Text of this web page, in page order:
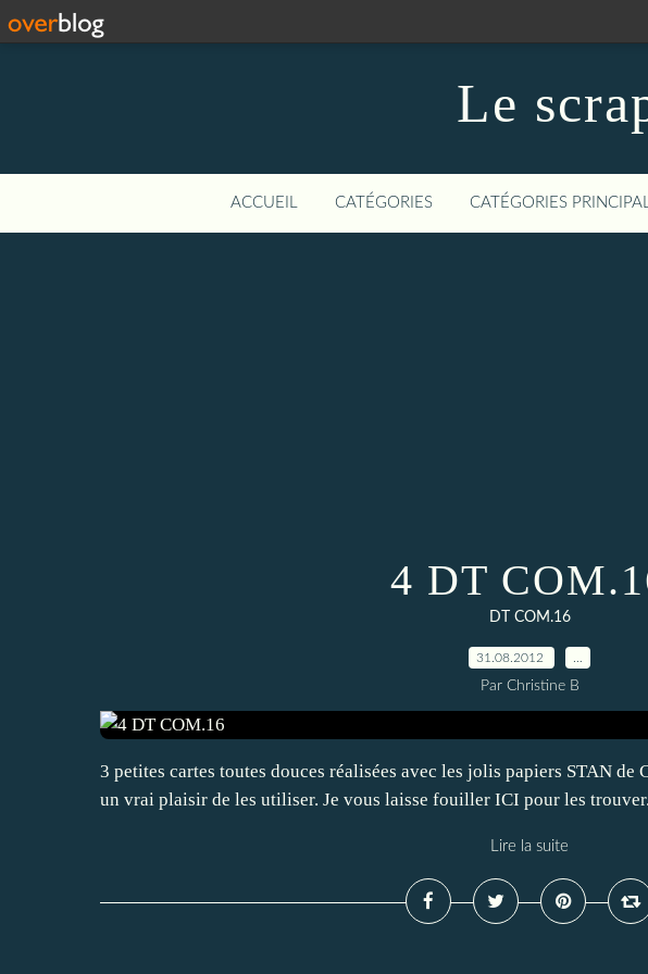
Le
ACCUEIL CATÉGORIES CATÉGORIES
4 DT
DT COM.16
31.08.2012
Par Christine B
3 petites cartes toutes douces réalisées avec les jolis papiers STAN
un vrai plaisir de les utiliser. Je vous laisse fouiller ICI pour les
Lire la suite